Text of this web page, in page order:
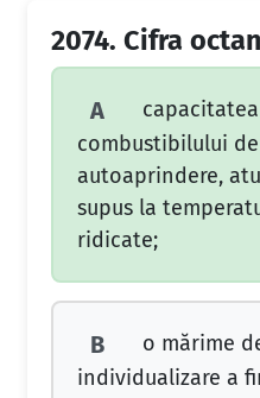
2074. Cifra
A
capacitatea
combustibilului
autoaprindere,
supus la
ridicate;
B
o mărime
individualizare a